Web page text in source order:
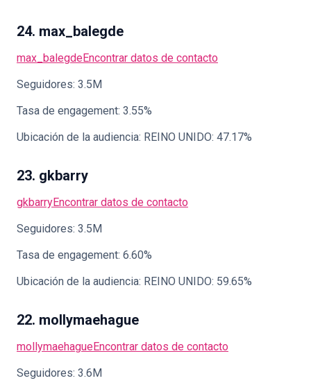
24. max_balegde
max_balegdeEncontrar datos de contacto
Seguidores: 3.5M
Tasa de engagement: 3.55%
Ubicación de la audiencia: REINO UNIDO: 47.17%
23. gkbarry
gkbarryEncontrar datos de contacto
Seguidores: 3.5M
Tasa de engagement: 6.60%
Ubicación de la audiencia: REINO UNIDO: 59.65%
22. mollymaehague
mollymaehagueEncontrar datos de contacto
Seguidores: 3.6M